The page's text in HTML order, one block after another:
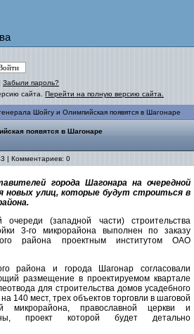
Забыли пароль?
сайта. Перейти на полную версию сайта.
Шойгу и Олимпийская появятся в Шагонаре
появятся в Шагонаре
| Комментариев: 0
города Шагонара на очередной
новых улиц, которые будут строиться в
очереди (западной части) строительства
3-го микрорайона выполнен по заказу
района проектным институтом ОАО
района и города Шагонар согласовали
размещение в проектируемом квартале
для строительства домов усадебного
140 мест, трех объектов торговли в шаговой
микрорайона, православной церкви и
проект которой будет детально